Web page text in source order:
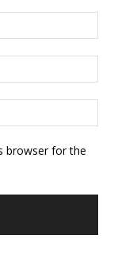
browser for the